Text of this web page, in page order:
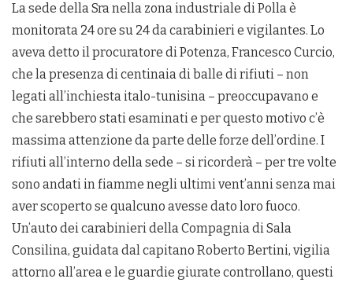
La sede della Sra nella zona industriale di Polla è
monitorata 24 ore su 24 da carabinieri e vigilantes. Lo
aveva detto il procuratore di Potenza, Francesco Curcio,
che la presenza di centinaia di balle di rifiuti – non
legati all’inchiesta italo-tunisina – preoccupavano e
che sarebbero stati esaminati e per questo motivo c’è
massima attenzione da parte delle forze dell’ordine. I
rifiuti all’interno della sede – si ricorderà – per tre volte
sono andati in fiamme negli ultimi vent’anni senza mai
aver scoperto se qualcuno avesse dato loro fuoco.
Un’auto dei carabinieri della Compagnia di Sala
Consilina, guidata dal capitano Roberto Bertini, vigilia
attorno all’area e le guardie giurate controllano, questi